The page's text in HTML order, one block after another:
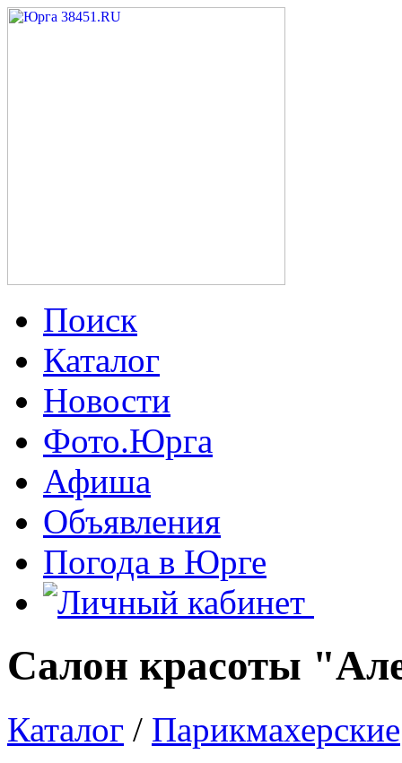
Поиск
Каталог
Новости
Фото.Юрга
Афиша
Объявления
Погода в Юрге
Салон красоты
Каталог / Парикмахерские